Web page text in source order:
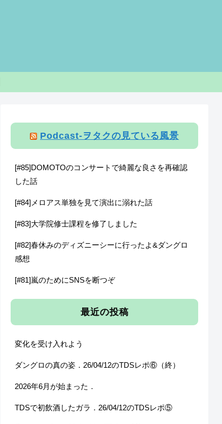
Podcast-ヲタクの見ている風景
[#85]DOMOTOのコンサートで綺麗な良さを再確認
した話
[#84]メロアス単独を見て演出に溺れた話
[#83]大学院修士課程を修了しました
[#82]春休みのディズニーシーに行ったよ&ダングロ
感想
[#81]嵐のためにSNSを断つぞ
最近の投稿
変化を受け入れよう
ダングロの真の姿．26/04/12のTDSレポ⑥（終）
2026年6月が始まった．
TDSで初飲酒したガラ．26/04/12のTDSレポ⑤